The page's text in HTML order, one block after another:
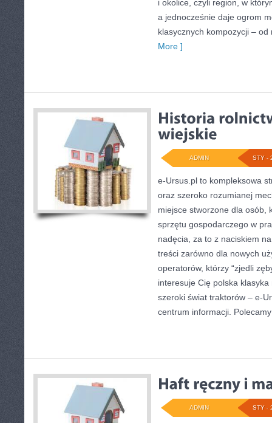
i okolice, czyli region, w
a jednocześnie daje ogrom
klasycznych kompozycji – od
More ]
STY -
ADMIN
e-Ursus.pl to kompleksowa
oraz szeroko rozumianej
miejsce stworzone dla osób,
sprzętu gospodarczego w
nadęcia, za to z naciskiem
treści zarówno dla nowych
operatorów, którzy “zjedli
interesuje Cię polska
szeroki świat traktorów – e-
centrum informacji. Polecamy
STY -
ADMIN